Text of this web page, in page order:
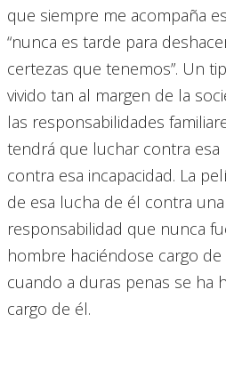
que siempre me acompaña
“nunca es tarde para
certezas que tenemos”. Un
vivido tan al margen de la
las responsabilidades
tendrá que luchar contra esa
contra esa incapacidad. La
de esa lucha de él contra una
responsabilidad que nunca
hombre haciéndose cargo de
cuando a duras penas se ha
cargo de él.